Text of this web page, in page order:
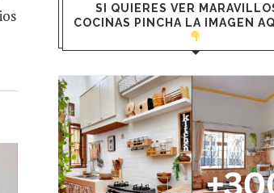
SI QUIERES VER
COCINAS PINCHA LA IMAGEN